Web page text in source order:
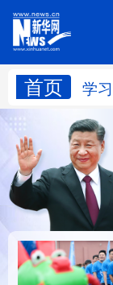
首页 学
学习进行时
国际
科技